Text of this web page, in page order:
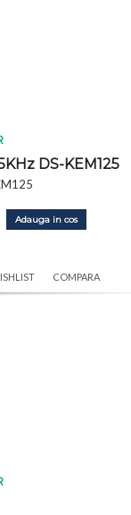
DS-KEM125
Adauga in cos
COMPARA